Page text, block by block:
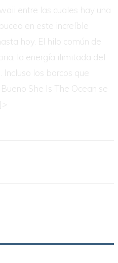
entre las cuales hay una
en este increíble
hoy. El hilo común de
la energía ilimitada del
los barcos que
She Is The Ocean se